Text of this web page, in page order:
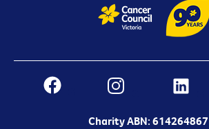
Charity ABN: